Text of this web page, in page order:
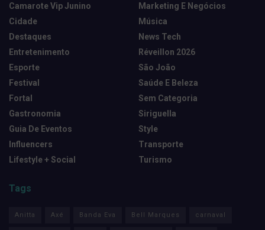
Camarote Vip Junino
Cidade
Destaques
Entretenimento
Esporte
Festival
Fortal
Gastronomia
Guia De Eventos
Influencers
Lifestyle + Social
Marketing E Negócios
Música
News Tech
Réveillon 2026
São João
Saúde E Beleza
Sem Categoria
Siriguella
Style
Transporte
Turismo
Tags
Anitta Axé Banda Eva Bell Marques carnaval